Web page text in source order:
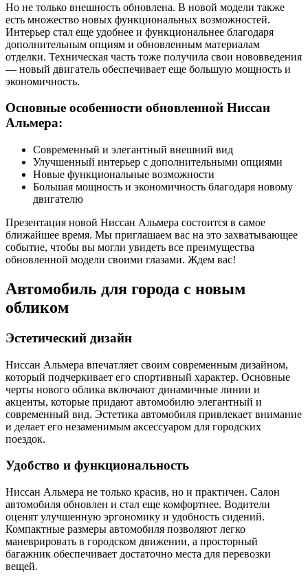
Но не только внешность обновлена. В новой модели также
есть множество новых функциональных возможностей.
Интерьер стал еще удобнее и функциональнее благодаря
дополнительным опциям и обновленным материалам
отделки. Техническая часть тоже получила свои нововведения
— новый двигатель обеспечивает еще большую мощность и
экономичность.
Основные особенности обновленной Ниссан
Альмера:
Современный и элегантный внешний вид
Улучшенный интерьер с дополнительными опциями
Новые функциональные возможности
Большая мощность и экономичность благодаря новому
двигателю
Презентация новой Ниссан Альмера состоится в самое
ближайшее время. Мы приглашаем вас на это захватывающее
событие, чтобы вы могли увидеть все преимущества
обновленной модели своими глазами. Ждем вас!
Автомобиль для города с новым
обликом
Эстетический дизайн
Ниссан Альмера впечатляет своим современным дизайном,
который подчеркивает его спортивный характер. Основные
черты нового облика включают динамичные линии и
акценты, которые придают автомобилю элегантный и
современный вид. Эстетика автомобиля привлекает внимание
и делает его незаменимым аксессуаром для городских
поездок.
Удобство и функциональность
Ниссан Альмера не только красив, но и практичен. Салон
автомобиля обновлен и стал еще комфортнее. Водители
оценят улучшенную эргономику и удобность сидений.
Компактные размеры автомобиля позволяют легко
маневрировать в городском движении, а просторный
багажник обеспечивает достаточно места для перевозки
вещей.